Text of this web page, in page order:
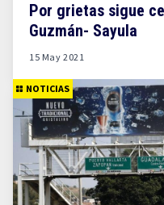
Por grietas sigue
Guzmán- Sayula
15 May 2021
NOTICIAS